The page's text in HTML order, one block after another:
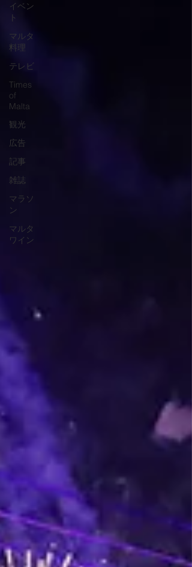
イベン
ト
マルタ
料理
テレビ
Times
of
Malta
観光
広告
記事
雑誌
マラソ
ン
マルタ
ワイン